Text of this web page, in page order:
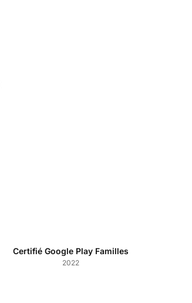
Certifié Google Play Familles
2022